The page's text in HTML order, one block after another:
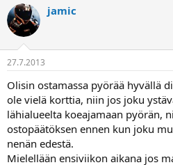
s
k
u
s
t
e
l
n
a
l
o
i
o
p
ä
v
ä
jamic
27.7.2013
Olisin ostamassa pyörää hyvällä
ole vielä korttia, niin jos joku
lähialueelta koeajamaan pyörän,
ostopäätöksen ennen kun joku
nenän edestä.
Mielellään ensiviikon aikana jos